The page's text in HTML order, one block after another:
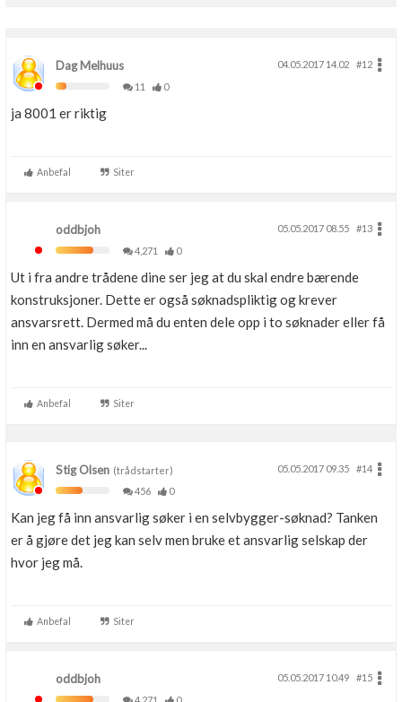
Dag Melhuus 04.05.2017 14.02
#12
11
0
ja 8001 er riktig
Anbefal Siter
oddbjoh 05.05.2017 08.55
#13
4,271
0
Ut i fra andre trådene dine ser jeg at du skal endre bærende
konstruksjoner. Dette er også søknadspliktig og krever
ansvarsrett. Dermed må du enten dele opp i to søknader eller få
inn en ansvarlig søker...
Anbefal Siter
Stig Olsen (trådstarter) 05.05.2017 09.35
#14
456
0
Kan jeg få inn ansvarlig søker i en selvbygger-søknad? Tanken
er å gjøre det jeg kan selv men bruke et ansvarlig selskap der
hvor jeg må.
Anbefal Siter
oddbjoh 05.05.2017 10.49
#15